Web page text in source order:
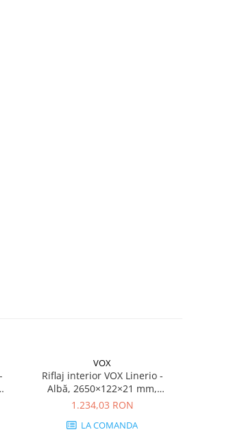
VOX
Riflaj interior VOX Linerio -
Albă, 2650×122×21 mm,
Polistiren Extrudat XPS, 3.88
1.234,03 RON
LA COMANDA